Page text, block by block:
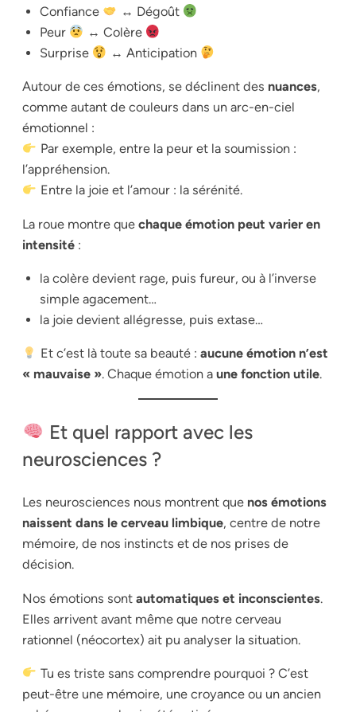
Confiance
↔ Dégoût
Peur
↔ Colère
Surprise
↔ Anticipation
Autour de ces émotions, se déclinent des nuances,
comme autant de couleurs dans un arc-en-ciel
émotionnel :
Par exemple, entre la peur et la soumission :
l’appréhension.
Entre la joie et l’amour : la sérénité.
La roue montre que chaque émotion peut varier en
intensité :
la colère devient rage, puis fureur, ou à l’inverse
simple agacement…
la joie devient allégresse, puis extase…
Et c’est là toute sa beauté : aucune émotion n’est
« mauvaise ». Chaque émotion a une fonction utile.
Et quel rapport avec les
neurosciences ?
Les neurosciences nous montrent que nos émotions
naissent dans le cerveau limbique, centre de notre
mémoire, de nos instincts et de nos prises de
décision.
Nos émotions sont automatiques et inconscientes.
Elles arrivent avant même que notre cerveau
rationnel (néocortex) ait pu analyser la situation.
Tu es triste sans comprendre pourquoi ? C’est
peut-être une mémoire, une croyance ou un ancien